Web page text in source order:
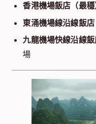
香港機場飯店（最穩
東涌機場線沿線飯店
九龍機場快線沿線
場